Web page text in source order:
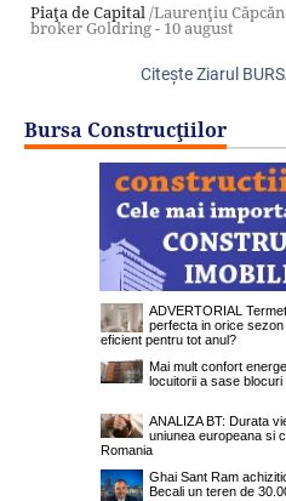
Piaţa de Capital/Laurenţiu
broker Goldring - 10 august
Citeşte Ziarul
Bursa Construcţiilor